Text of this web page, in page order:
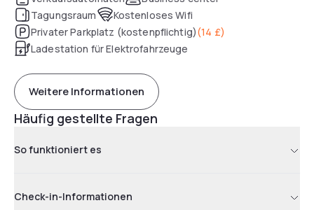
Tagungsraum
Kostenloses Wifi
Privater Parkplatz (kostenpflichtig)(14 £)
Ladestation für Elektrofahrzeuge
Weitere Informationen
Häufig gestellte Fragen
So funktioniert es
Check-in-Informationen